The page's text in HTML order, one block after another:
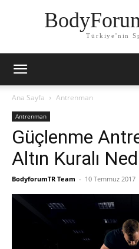
Türkiye'nin
Ana Sayfa Antrenman
Antrenman
Güçlenme
Altın Kuralı
BodyforumTR Team - 10 Temmuz 2017